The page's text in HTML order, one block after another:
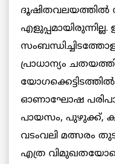
ദൂഷിതവലയത്തില്‍
പ്രാധാന്യം
ഓണാഘോഷ
പായസം, പുഴുക്ക്,
വടംവലി മത്സരം
എത്ര വിമുഖതയോടെ